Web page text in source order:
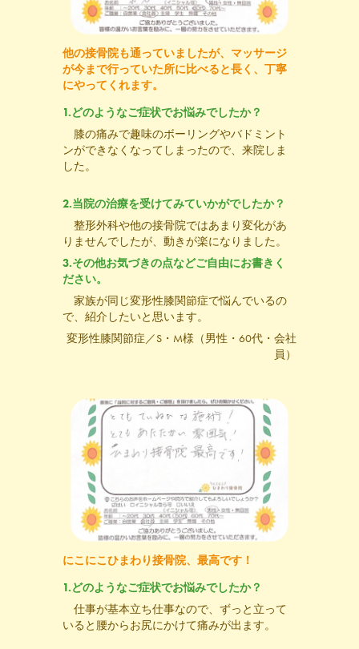
他の接骨院も通っていましたが、マッサージ
が今まで行っていた所に比べると長く、丁寧
にやってくれます。
1.どのようなご症状でお悩みでしたか？
膝の痛みで趣味のボーリングやバドミント
ンができなくなってしまったので、来院しま
した。
2.当院の治療を受けてみていかがでしたか？
整形外科や他の接骨院ではあまり変化があ
りませんでしたが、動きが楽になりました。
3.その他お気づきの点などご自由にお書きく
ださい。
家族が同じ変形性膝関節症で悩んでいるの
で、紹介したいと思います。
変形性膝関節症／S・M様（男性・60代・会社
員）
にこにこひまわり接骨院、最高です！
1.どのようなご症状でお悩みでしたか？
仕事が基本立ち仕事なので、ずっと立って
いると腰からお尻にかけて痛みが出ます。